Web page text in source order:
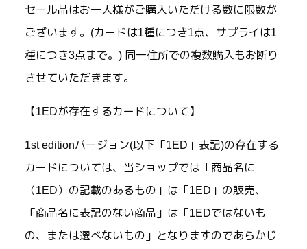
セール品はお一人様がご購入いただける数に限数が
ございます。(カードは1種につき1点、サプライは1
種につき3点まで。) 同一住所での複数購入もお断り
させていただきます。
【1EDが存在するカードについて】
1st editionバージョン(以下「1ED」表記)の存在する
カードについては、当ショップでは「商品名に
（1ED）の記載のあるもの」は「1ED」の販売、
「商品名に表記のない商品」は「1EDではないも
の、または選べないもの」となりますのであらかじ